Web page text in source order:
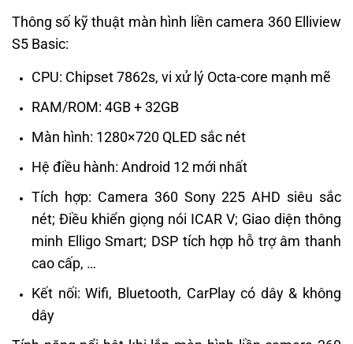
Thông số kỹ thuật màn hình liền camera 360 Elliview
S5 Basic:
CPU: Chipset 7862s, vi xử lý Octa-core mạnh mẽ
RAM/ROM: 4GB + 32GB
Màn hình: 1280×720 QLED sắc nét
Hệ điều hành: Android 12 mới nhất
Tích hợp: Camera 360 Sony 225 AHD siêu sắc
nét; Điều khiển giọng nói ICAR V; Giao diện thông
minh Elligo Smart; DSP tích hợp hỗ trợ âm thanh
cao cấp, …
Kết nối: Wifi, Bluetooth, CarPlay có dây & không
dây